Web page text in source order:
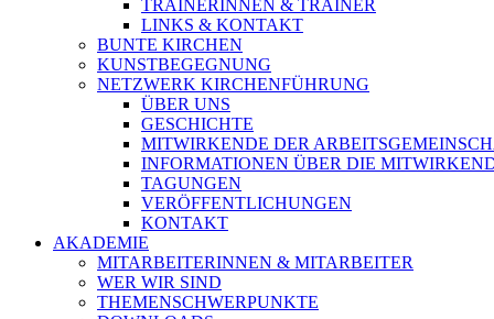
TRAINERINNEN & TRAINER
LINKS & KONTAKT
BUNTE KIRCHEN
KUNSTBEGEGNUNG
NETZWERK KIRCHENFÜHRUNG
ÜBER UNS
GESCHICHTE
MITWIRKENDE DER
INFORMATIONEN ÜBER DIE
TAGUNGEN
VERÖFFENTLICHUNGEN
KONTAKT
AKADEMIE
MITARBEITERINNEN & MITARBEITER
WER WIR SIND
THEMENSCHWERPUNKTE